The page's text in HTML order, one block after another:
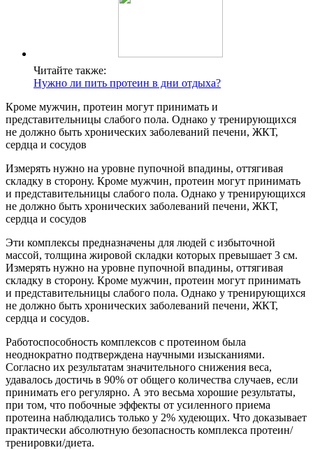
Читайте также:
Нужно ли пить протеин в дни отдыха?
Кроме мужчин, протеин могут принимать и
представительницы слабого пола. Однако у тренирующихся
не должно быть хронических заболеваний печени, ЖКТ,
сердца и сосудов
Измерять нужно на уровне пупочной впадины, оттягивая
складку в сторону. Кроме мужчин, протеин могут принимать
и представительницы слабого пола. Однако у тренирующихся
не должно быть хронических заболеваний печени, ЖКТ,
сердца и сосудов
Эти комплексы предназначены для людей с избыточной
массой, толщина жировой складки которых превышает 3 см.
Измерять нужно на уровне пупочной впадины, оттягивая
складку в сторону. Кроме мужчин, протеин могут принимать
и представительницы слабого пола. Однако у тренирующихся
не должно быть хронических заболеваний печени, ЖКТ,
сердца и сосудов.
Работоспособность комплексов с протеином была
неоднократно подтверждена научными изысканиями.
Согласно их результатам значительного снижения веса,
удавалось достичь в 90% от общего количества случаев, если
принимать его регулярно. А это весьма хорошие результаты,
при том, что побочные эффекты от усиленного приема
протеина наблюдались только у 2% худеющих. Что доказывает
практически абсолютную безопасность комплекса протеин/
тренировки/диета.